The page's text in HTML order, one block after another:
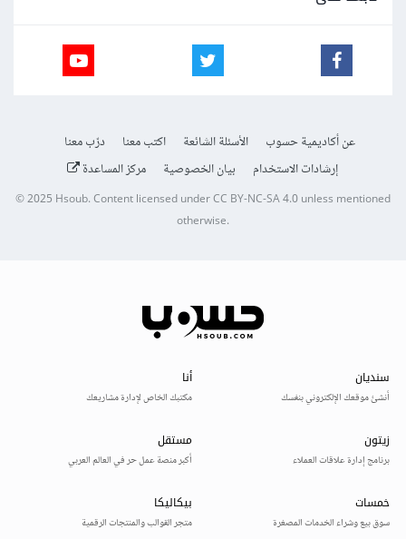
عن أكاديمية حسوب الأسئلة الشائعة اكتب معنا
درّب معنا
إرشادات الاستخدام
بيان الخصوصية مركز المساعدة
© 2025Hsoub.Content licensed underCC BY-NC-SA 4.0unless mentioned
otherwise.